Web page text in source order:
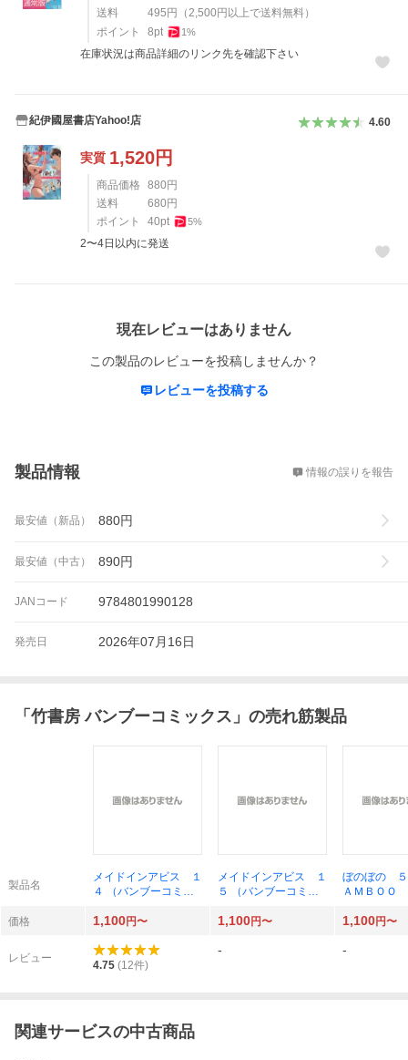
送料
495 円 （2,500 円以上で送料無料）
ポイント
8pt 1%
在庫状況は商品詳細のリンク先を確認下さい
紀伊國屋書店Yahoo!店 4.60
実質 1,520円
商品価格 880 円
送料
680 円
ポイント
40pt 5%
2〜4日以内に発送
現在レビューはありません
この製品のレビューを投稿しませんか？
レビューを投稿する
製品情報 情報の誤りを報告
最安値（新品） 880円
最安値（中古） 890円
JANコード 9784801990128
発売日 2026年07月16日
「 竹書房 バンブーコミックス 」の売れ筋製品
製品名
メイドインアビス １
４ （バンブーコミッ
と
メイドインアビス １
５ （バンブーコミッ
と
ぼのぼの ５
ＡＭＢＯＯ
お／著
価格 1,100円〜 1,100円〜 1,100円〜
レビュー
4.75 (12件)
- -
関連サービスの中古商品